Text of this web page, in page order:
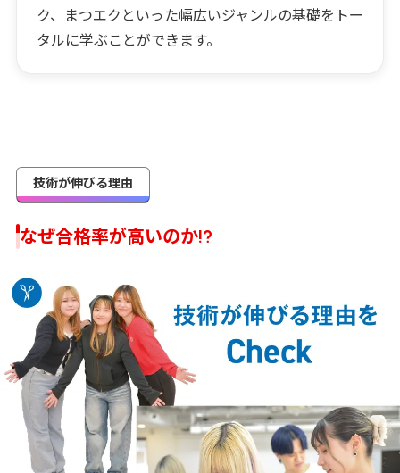
ク、まつエクといった幅広いジャンルの基礎をトー
タルに学ぶことができます。
技術が伸びる理由
なぜ合格率が高いのか!?